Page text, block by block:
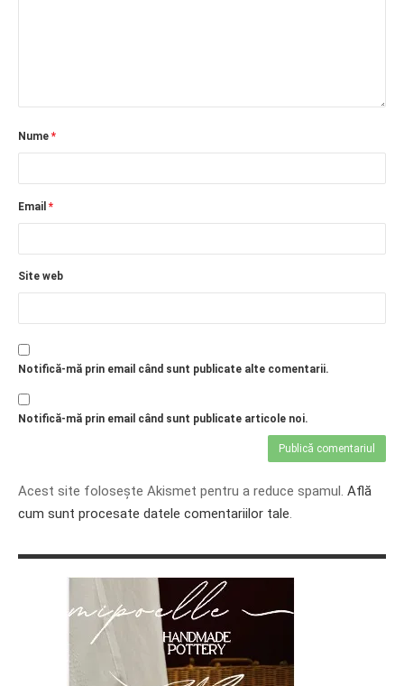
Nume *
Email *
Site web
Notifică-mă prin email când sunt publicate alte comentarii.
Notifică-mă prin email când sunt publicate articole noi.
Acest site folosește Akismet pentru a reduce spamul. Află
cum sunt procesate datele comentariilor tale.